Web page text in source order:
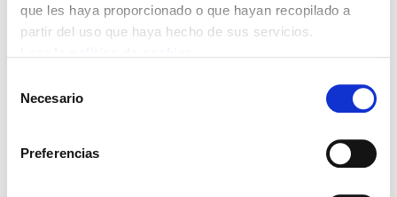
que les haya proporcionado o que hayan recopilado a
partir del uso que haya hecho de sus servicios.
Necesario
Preferencias
POLÍTICA DE PRIVACIDAD
MAPA DEL SITIO
ACCESIBILIDAD
Telf. +34 94 403 77 99
Contacto